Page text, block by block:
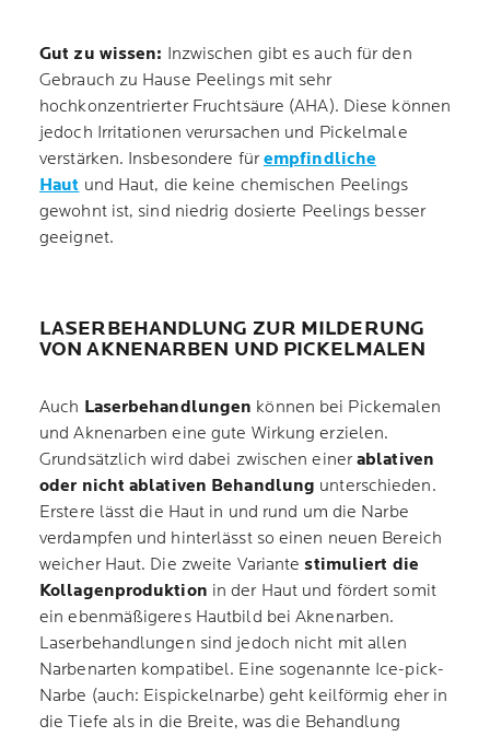
Gut zu wissen: Inzwischen gibt es auch für den
Gebrauch zu Hause Peelings mit sehr
hochkonzentrierter Fruchtsäure (AHA). Diese können
jedoch Irritationen verursachen und Pickelmale
verstärken. Insbesondere fürempfindliche
Haut und Haut, die keine chemischen Peelings
gewohnt ist, sind niedrig dosierte Peelings besser
geeignet.
LASERBEHANDLUNG ZUR MILDERUNG
VON AKNENARBEN UND PICKELMALEN
Auch Laserbehandlungen können bei Pickemalen
und Aknenarben eine gute Wirkung erzielen.
Grundsätzlich wird dabei zwischen einerablativen
oder nicht ablativen Behandlung unterschieden.
Erstere lässt die Haut in und rund um die Narbe
verdampfen und hinterlässt so einen neuen Bereich
weicher Haut. Die zweite Variantestimuliert die
Kollagenproduktion in der Haut und fördert somit
ein ebenmäßigeres Hautbild bei Aknenarben.
Laserbehandlungen sind jedoch nicht mit allen
Narbenarten kompatibel. Eine sogenannte Ice-pick-
Narbe (auch: Eispickelnarbe) geht keilförmig eher in
die Tiefe als in die Breite, was die Behandlung